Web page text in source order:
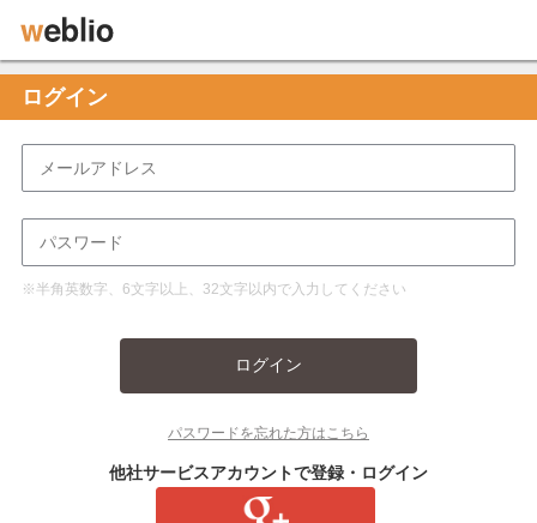
ログイン
※半角英数字、6文字以上、32文字以内で入力してください
ログイン
パスワードを忘れた方はこちら
他社サービスアカウントで登録・ログイン